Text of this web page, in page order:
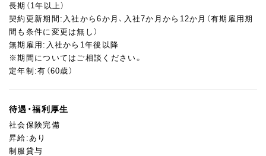
長期（1年以上）
契約更新期間:入社から6か月、入社7か月から12か月（有期雇用期
間も条件に変更は無し）
無期雇用:入社から1年後以降
※期間についてはご相談ください。
定年制:有（60歳）
待遇・福利厚生
社会保険完備
昇給:あり
制服貸与